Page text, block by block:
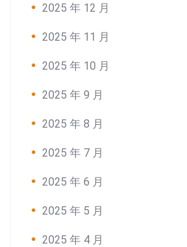
2025 年 12 月
2025 年 11 月
2025 年 10 月
2025 年 9 月
2025 年 8 月
2025 年 7 月
2025 年 6 月
2025 年 5 月
2025 年 4 月